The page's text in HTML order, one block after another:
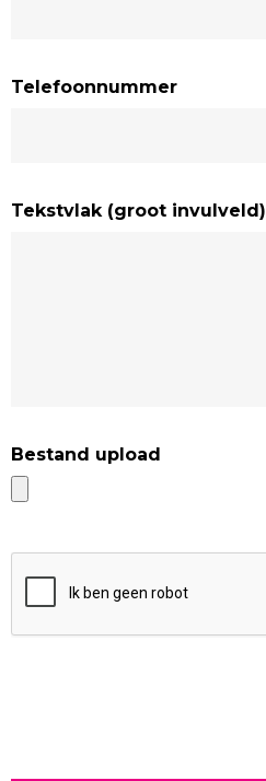
Home
Telefoonnummer
Tekstvlak (groot invulveld)
Bestand upload